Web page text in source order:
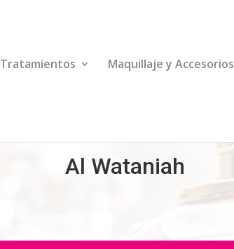
Tratamientos Maquillaje y Accesorios
Al Wataniah